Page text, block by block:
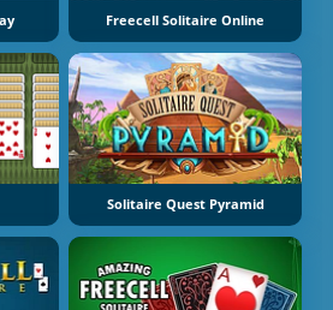
Freecell Solitaire Online
Solitaire Quest Pyramid